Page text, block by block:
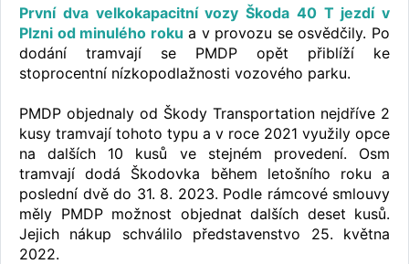
První dva velkokapacitní vozy Škoda 40 T jezdí v
Plzni od minulého roku a v provozu se osvědčily. Po
dodání tramvají se PMDP opět přiblíží ke
stoprocentní nízkopodlažnosti vozového parku.
PMDP objednaly od Škody Transportation nejdříve 2
kusy tramvají tohoto typu a v roce 2021 využily opce
na dalších 10 kusů ve stejném provedení. Osm
tramvají dodá Škodovka během letošního roku a
poslední dvě do 31. 8. 2023. Podle rámcové smlouvy
měly PMDP možnost objednat dalších deset kusů.
Jejich nákup schválilo představenstvo 25. května
2022.